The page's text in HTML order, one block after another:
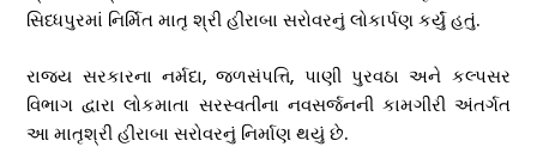
સિધ્ધપુરમાં નિર્મિત માતૃ શ્રી હીરાબા સરોવરનું લોકાર્પણ કર્યું હતું.
રાજ્ય સરકારના નર્મદા, જળસંપત્તિ, પાણી પુરવઠા અને કલ્પસર
વિભાગ દ્વારા લોકમાતા સરસ્વતીના નવસર્જનની કામગીરી અંતર્ગત
આ માતૃશ્રી હીરાબા સરોવરનું નિર્માણ થયું છે.